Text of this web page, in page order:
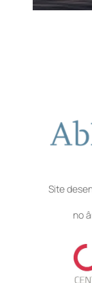
Site
no